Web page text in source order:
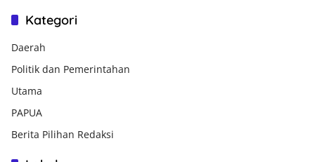
Kategori
Daerah
Politik dan Pemerintahan
Utama
PAPUA
Berita Pilihan Redaksi